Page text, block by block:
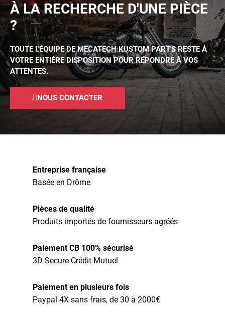
À LA RECHERCHE D'UNE PIÈCE
?
TOUTE L'ÉQUIPE DE MECATECH KUSTOM PART'S RESTE À
VOTRE ENTIÈRE DISPOSITION POUR RÉPONDRE À VOS
ATTENTES.
NOUS CONTACTER
Entreprise française
Basée en Drôme
Pièces de qualité
Produits importés de fournisseurs agréés
Paiement CB 100% sécurisé
3D Secure Crédit Mutuel
Paiement en plusieurs fois
Paypal 4X sans frais, de 30 à 2000€